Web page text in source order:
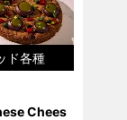
ド各種
Chees